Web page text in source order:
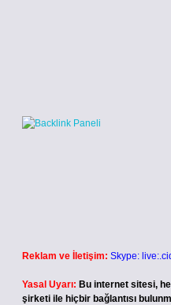
Reklam ve İletişim: Skype:
Yasal Uyarı: Bu internet sitesi,
şirketi ile hiçbir bağlantısı